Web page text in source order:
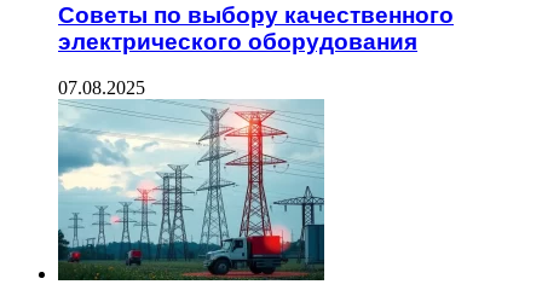
Советы по выбору качественного
электрического оборудования
07.08.2025